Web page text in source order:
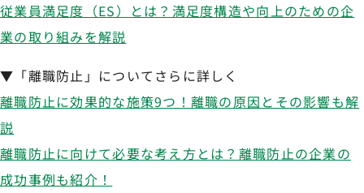
従業員満足度（ES）とは？満足度構造や向上のための企
業の取り組みを解説
▼「離職防止」についてさらに詳しく
離職防止に効果的な施策9つ！離職の原因とその影響も解
説
離職防止に向けて必要な考え方とは？離職防止の企業の
成功事例も紹介！